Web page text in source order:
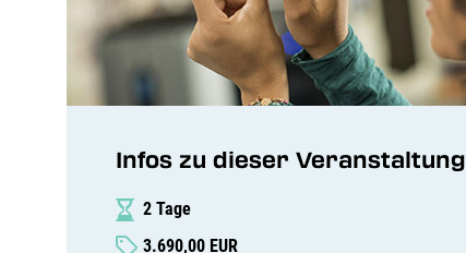
Infos zu dieser Veranstaltung
2 Tage
3.690,00 EUR